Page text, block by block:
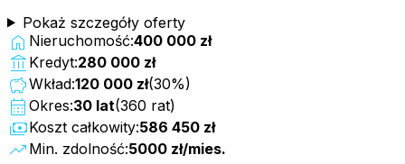
Pokaż szczegóły oferty
home Nieruchomość:400 000 zł
account_balance Kredyt:280 000 zł
savingsWkład:120 000 zł(30%)
calendar_month Okres:30 lat(360 rat)
paymentsKoszt całkowity:586 450 zł
trending_up Min. zdolność:5000 zł/mies.